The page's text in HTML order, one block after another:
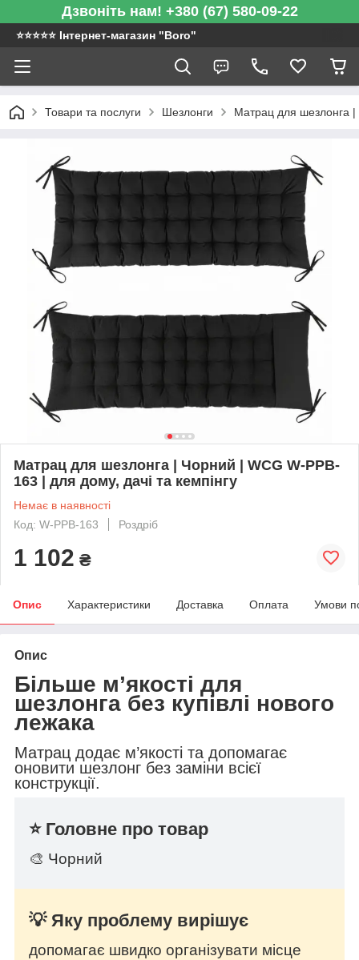
Дзвоніть нам! +380 (67) 580-09-22
⭐️⭐️⭐️⭐️⭐️ Інтернет-магазин "Boro"
Товари та послуги Шезлонги Матрац для шезлонга |
Матрац для шезлонга | Чорний | WCG W-PPB-
163 | для дому, дачі та кемпінгу
Немає в наявності
Код: W-PPB-163
Роздріб
1 102 ₴
Опис Характеристики Доставка Оплата Умови
Опис
Більше м’якості для
шезлонга без купівлі нового
лежака
Матрац додає м’якості та допомагає
оновити шезлонг без заміни всієї
конструкції.
⭐ Головне про товар
🎨 Чорний
💡 Яку проблему вирішує
допомагає швидко організувати місце